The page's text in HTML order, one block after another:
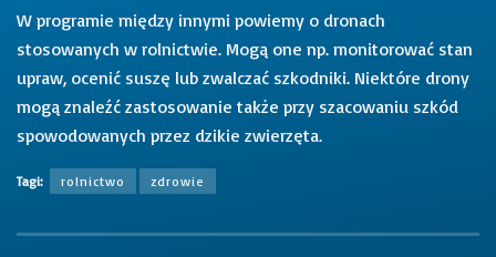
W programie między innymi powiemy o dronach
stosowanych w rolnictwie. Mogą one np. monitorować stan
upraw, ocenić suszę lub zwalczać szkodniki. Niektóre drony
mogą znaleźć zastosowanie także przy szacowaniu szkód
spowodowanych przez dzikie zwierzęta.
Tagi: rolnictwo zdrowie